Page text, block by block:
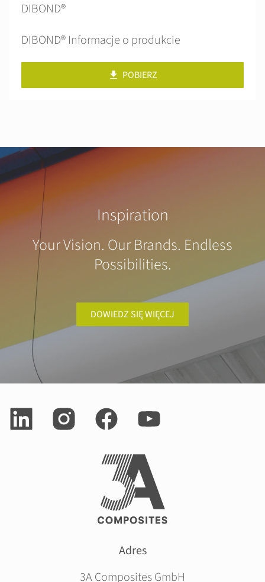
DIBOND®
DIBOND® Informacje o produkcie
POBIERZ
Inspiration
Your Vision. Our Brands. Endless
Possibilities.
DOWIEDZ SIĘ WIĘCEJ
Adres
3A Composites GmbH